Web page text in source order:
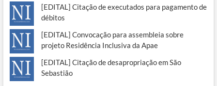
[EDITAL] Citação de executados para pagamento de
débitos
[EDITAL] Convocação para assembleia sobre
projeto Residência Inclusiva da Apae
[EDITAL] Citação de desapropriação em São
Sebastião